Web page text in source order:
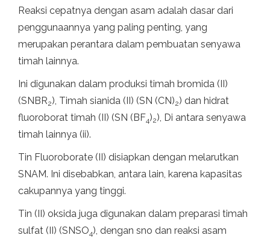
Reaksi cepatnya dengan asam adalah dasar dari
penggunaannya yang paling penting, yang
merupakan perantara dalam pembuatan senyawa
timah lainnya.
Ini digunakan dalam produksi timah bromida (II)
(SNBR2), Timah sianida (II) (SN (CN)2) dan hidrat
fluoroborat timah (II) (SN (BF4)2), Di antara senyawa
timah lainnya (ii).
Tin Fluoroborate (II) disiapkan dengan melarutkan
SNAM. Ini disebabkan, antara lain, karena kapasitas
cakupannya yang tinggi.
Tin (II) oksida juga digunakan dalam preparasi timah
sulfat (II) (SNSO4), dengan sno dan reaksi asam